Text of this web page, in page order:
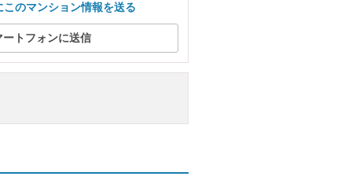
のマンション情報を送る
トフォンに送信